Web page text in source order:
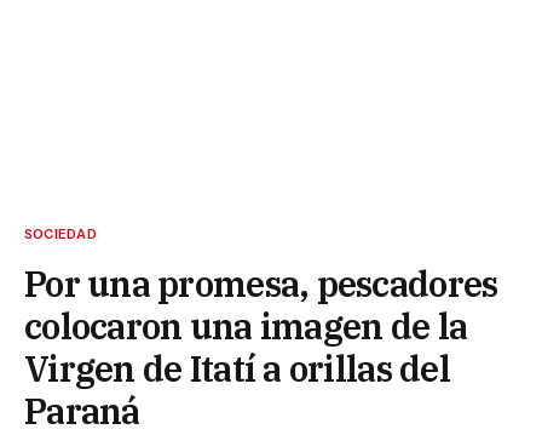
SOCIEDAD
Por una promesa, pescadores
colocaron una imagen de la
Virgen de Itatí a orillas del
Paraná